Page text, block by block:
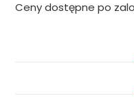
Ceny dostępne po